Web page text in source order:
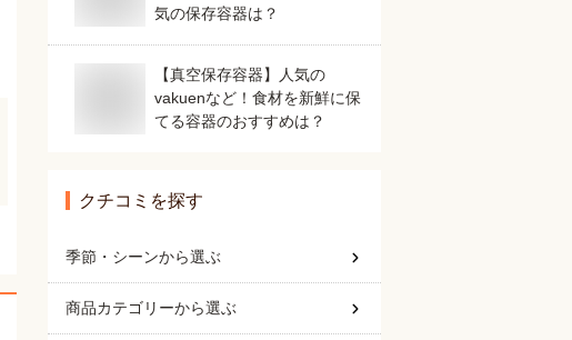
気の保存容器は？
【真空保存容器】人気の
vakuenなど！食材を新鮮に保
てる容器のおすすめは？
クチコミを探す
季節・シーンから選ぶ
商品カテゴリーから選ぶ